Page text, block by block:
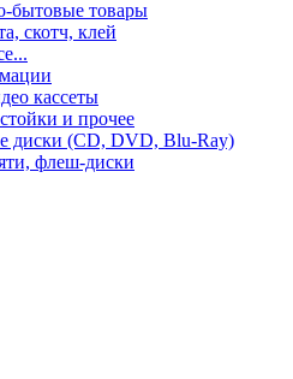
бытовые товары
скотч, клей
кассеты
и прочее
диски (CD, DVD, Blu-Ray)
флеш-диски